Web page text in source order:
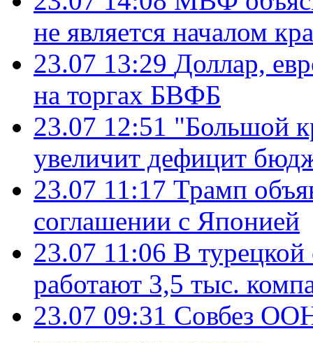
не является началом
23.07 13:29 Доллар,
на торгах БВФБ
23.07 12:51 "Большой
увеличит дефицит
23.07 11:17 Трамп
соглашении с Японией
23.07 11:06 В
работают 3,5 тыс.
23.07 09:31 Совбез